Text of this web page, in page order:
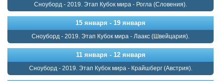
Сноуборд - 2019. Этап Кубок мира - Рогла (Словения).
15 января - 19 января
Сноуборд - 2019. Этап Кубок мира - Лаакс (Швейцария).
11 января - 12 января
Сноуборд - 2019. Этап Кубок мира - Крайшберг (Австрия).